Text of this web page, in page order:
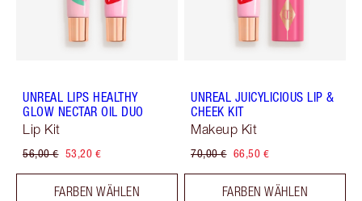
UNREAL LIPS HEALTHY
GLOW NECTAR OIL DUO
Lip Kit
56,00 € 53,20 €
FARBEN WÄHLEN
UNREAL JUICYLICIOUS LIP &
CHEEK KIT
Makeup Kit
70,00 € 66,50 €
FARBEN WÄHLEN